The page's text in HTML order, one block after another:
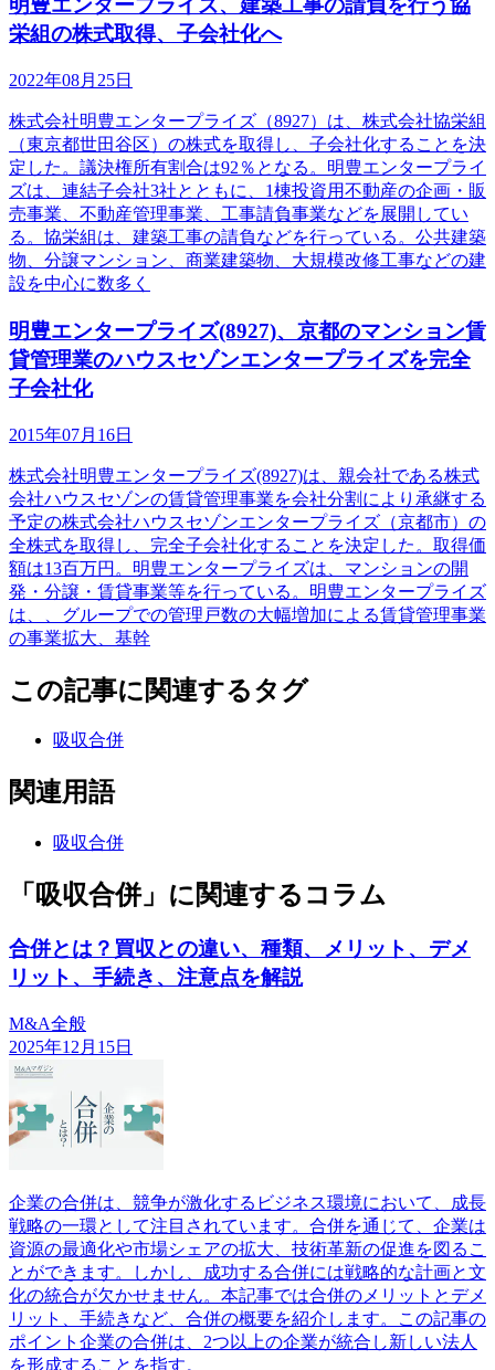
明豊エンタープライズ、建築工事の請負を行う協
栄組の株式取得、子会社化へ
2022年08月25日
株式会社明豊エンタープライズ（8927）は、株式会社協栄組
（東京都世田谷区）の株式を取得し、子会社化することを決
定した。議決権所有割合は92％となる。明豊エンタープライ
ズは、連結子会社3社とともに、1棟投資用不動産の企画・販
売事業、不動産管理事業、工事請負事業などを展開してい
る。協栄組は、建築工事の請負などを行っている。公共建築
物、分譲マンション、商業建築物、大規模改修工事などの建
設を中心に数多く
明豊エンタープライズ(8927)、京都のマンション賃
貸管理業のハウスセゾンエンタープライズを完全
子会社化
2015年07月16日
株式会社明豊エンタープライズ(8927)は、親会社である株式
会社ハウスセゾンの賃貸管理事業を会社分割により承継する
予定の株式会社ハウスセゾンエンタープライズ（京都市）の
全株式を取得し、完全子会社化することを決定した。取得価
額は13百万円。明豊エンタープライズは、マンションの開
発・分譲・賃貸事業等を行っている。明豊エンタープライズ
は、、グループでの管理戸数の大幅増加による賃貸管理事業
の事業拡大、基幹
この記事に関連するタグ
吸収合併
関連用語
吸収合併
「吸収合併」に関連するコラム
合併とは？買収との違い、種類、メリット、デメ
リット、手続き、注意点を解説
M&A全般
2025年12月15日
企業の合併は、競争が激化するビジネス環境において、成長
戦略の一環として注目されています。合併を通じて、企業は
資源の最適化や市場シェアの拡大、技術革新の促進を図るこ
とができます。しかし、成功する合併には戦略的な計画と文
化の統合が欠かせません。本記事では合併のメリットとデメ
リット、手続きなど、合併の概要を紹介します。この記事の
ポイント企業の合併は、2つ以上の企業が統合し新しい法人
を形成することを指す。